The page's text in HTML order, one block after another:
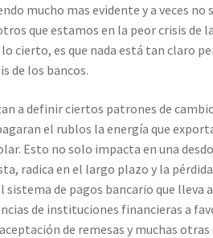
mucho mas evidente y a veces no
que estamos en la peor crisis de
cierto, es que nada está tan claro
de los bancos.
a definir ciertos patrones de
el rublos la energía que
Esto no solo impacta en una
radica en el largo plazo y la
de pagos bancario que lleva
de instituciones financieras a
de remesas y muchas